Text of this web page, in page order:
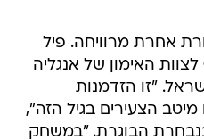
אחרת מרוויחה. פיל
לצוות האימון של אנגליה
"זו הזדמנות
הצעירים בגיל הזה",
59 הופעות בנבחרת הבוגרת. "במשחק